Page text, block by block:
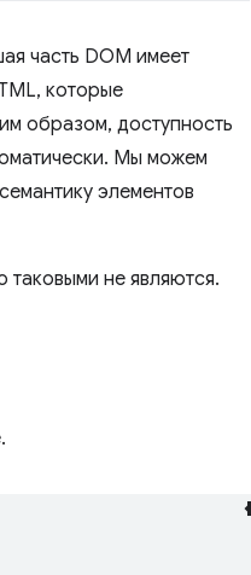
часть DOM имеет
которые
образом, доступность
Мы можем
элементов
таковыми не являются.